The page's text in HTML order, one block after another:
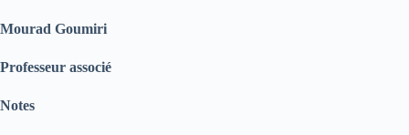
Mourad Goumiri
Professeur associé
Notes